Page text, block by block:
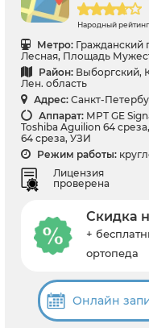
Народный рейтинг
Метро: Гражданский
Лесная, Площадь
Район: Выборгский,
Лен. область
Адрес: Санкт-
Аппарат: МРТ GE
Toshiba Aguilion 64
64 среза, УЗИ
Режим работы:
Лицензия
проверена
Скидка
+
ортопеда
Онлайн